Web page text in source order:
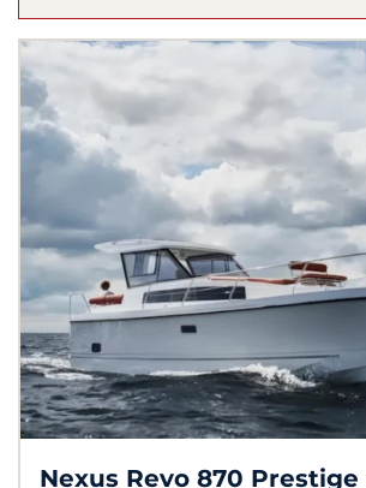
Nexus Revo 870 Prestige